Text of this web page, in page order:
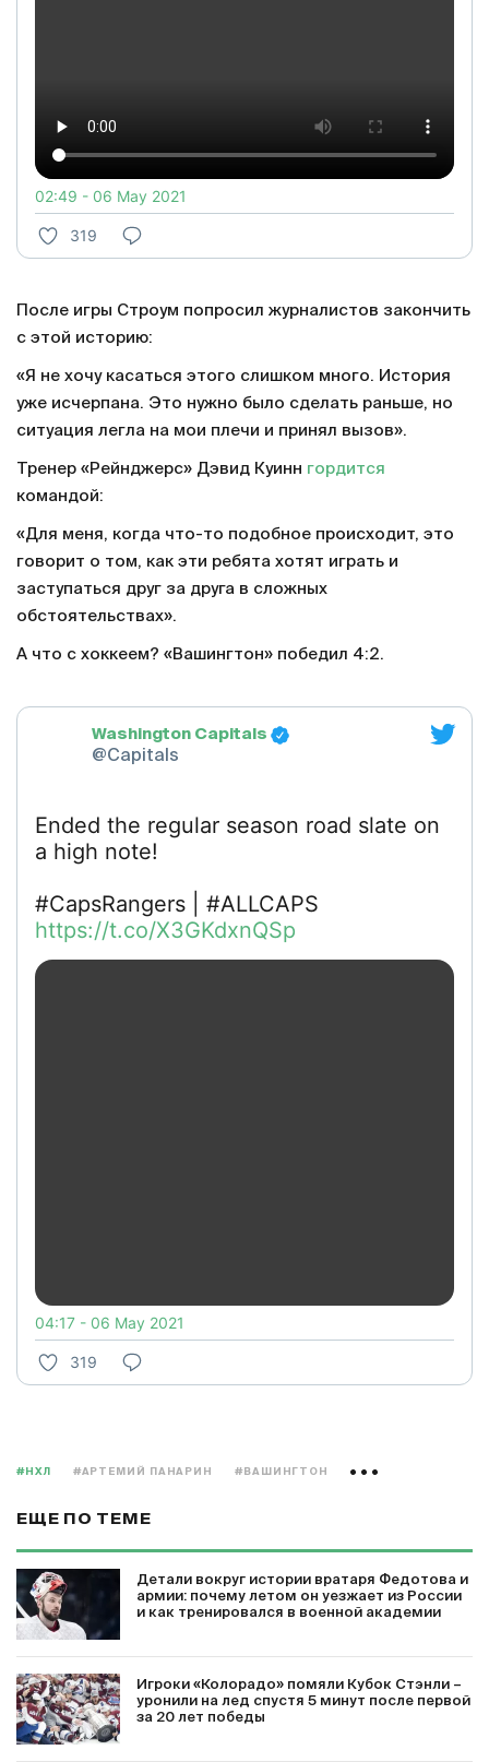
02:49 - 06 May 2021
319
После игры Строум попросил журналистов закончить
с этой историю:
«Я не хочу касаться этого слишком много. История
уже исчерпана. Это нужно было сделать раньше, но
ситуация легла на мои плечи и принял вызов».
Тренер «Рейнджерс» Дэвид Куинн гордится
командой:
«Для меня, когда что-то подобное происходит, это
говорит о том, как эти ребята хотят играть и
заступаться друг за друга в сложных
обстоятельствах».
А что с хоккеем? «Вашингтон» победил 4:2.
Washington Capitals
@Capitals
Ended the regular season road slate on
a high note!
#CapsRangers | #ALLCAPS
https://t.co/X3GKdxnQSp
04:17 - 06 May 2021
319
#НХЛ #АРТЕМИЙ ПАНАРИН #ВАШИНГТОН
ЕЩЕ ПО ТЕМЕ
Детали вокруг истории вратаря Федотова и
армии: почему летом он уезжает из России
и как тренировался в военной академии
Игроки «Колорадо» помяли Кубок Стэнли –
уронили на лед спустя 5 минут после первой
за 20 лет победы